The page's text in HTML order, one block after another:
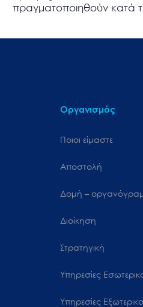
πραγματοποιηθούν κατά
Οργανισμός
Ποιοι είμαστε
Αποστολή
Δομή –
Διοίκηση
Στρατηγική
Υπηρεσίες
Υπηρεσίες